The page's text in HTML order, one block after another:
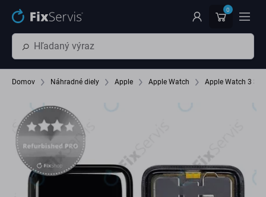
Preskočiť na hlavný obsah 0
Domov Náhradné diely Apple Apple Watch Apple Watch 3 38